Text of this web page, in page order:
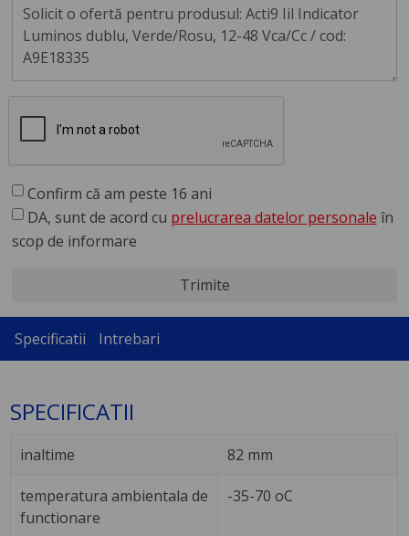
Confirm că am peste 16 ani
DA, sunt de acord cu prelucrarea datelor personale în
scop de informare
Trimite
Specificatii Intrebari
SPECIFICATII
inaltime 82 mm
temperatura ambientala de
functionare
-35-70 oC